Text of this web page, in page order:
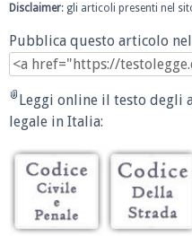
Disclaimer: gli articoli presenti nel
Pubblica questo articolo
Leggi online il testo degli
legale in Italia: